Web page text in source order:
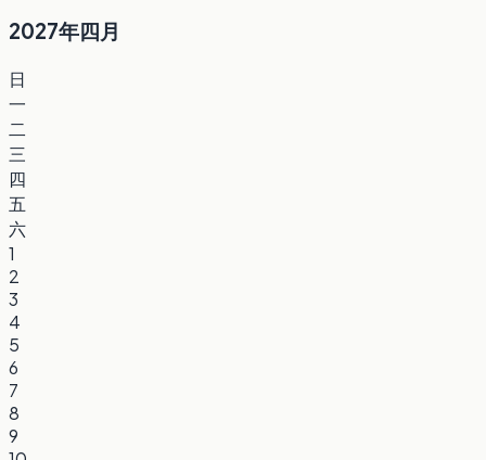
2027年四月
日
一
二
三
四
五
六
1
2
3
4
5
6
7
8
9